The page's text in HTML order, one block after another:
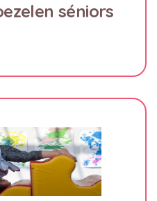
séniors